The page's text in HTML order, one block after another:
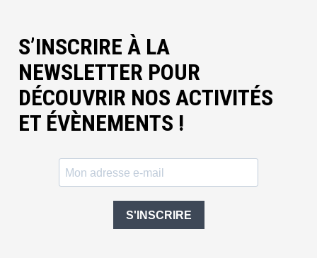
S’INSCRIRE À LA
NEWSLETTER POUR
DÉCOUVRIR NOS ACTIVITÉS
ET ÉVÈNEMENTS !
S'INSCRIRE